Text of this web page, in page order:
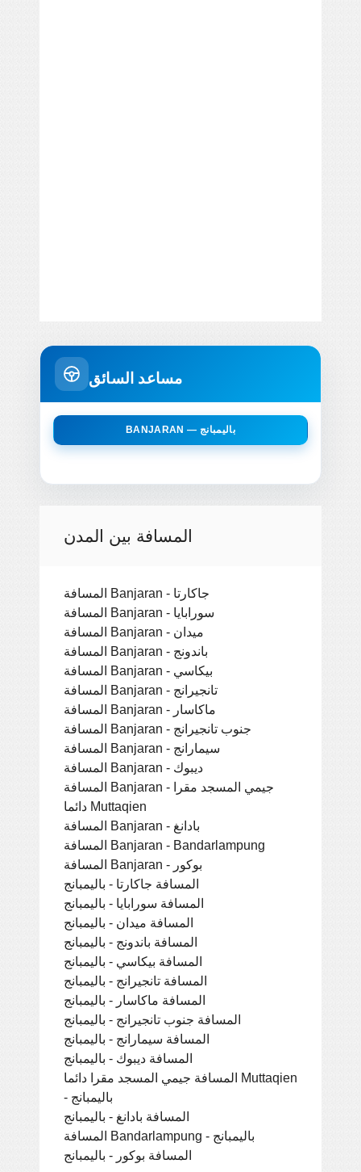
مساعد السائق
BANJARAN — باليمبانج
المسافة بين المدن
المسافة Banjaran - جاكارتا
المسافة Banjaran - سورابايا
المسافة Banjaran - ميدان
المسافة Banjaran - باندونج
المسافة Banjaran - بيكاسي
المسافة Banjaran - تانجيرانج
المسافة Banjaran - ماكاسار
المسافة Banjaran - جنوب تانجيرانج
المسافة Banjaran - سيمارانج
المسافة Banjaran - ديبوك
المسافة Banjaran - جيمي المسجد مقرا
دائما Muttaqien
المسافة Banjaran - بادانغ
المسافة Banjaran - Bandarlampung
المسافة Banjaran - بوكور
المسافة جاكارتا - باليمبانج
المسافة سورابايا - باليمبانج
المسافة ميدان - باليمبانج
المسافة باندونج - باليمبانج
المسافة بيكاسي - باليمبانج
المسافة تانجيرانج - باليمبانج
المسافة ماكاسار - باليمبانج
المسافة جنوب تانجيرانج - باليمبانج
المسافة سيمارانج - باليمبانج
المسافة ديبوك - باليمبانج
المسافة جيمي المسجد مقرا دائما Muttaqien
- باليمبانج
المسافة بادانغ - باليمبانج
المسافة Bandarlampung - باليمبانج
المسافة بوكور - باليمبانج